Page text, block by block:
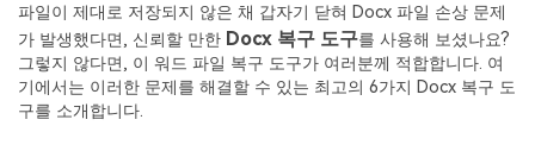
파일이 제대로 저장되지 않은 채 갑자기 닫혀 Docx 파일 손상 문제
가 발생했다면, 신뢰할 만한 Docx 복구 도구를 사용해 보셨나요?
그렇지 않다면, 이 워드 파일 복구 도구가 여러분께 적합합니다. 여
기에서는 이러한 문제를 해결할 수 있는 최고의 6가지 Docx 복구 도
구를 소개합니다.